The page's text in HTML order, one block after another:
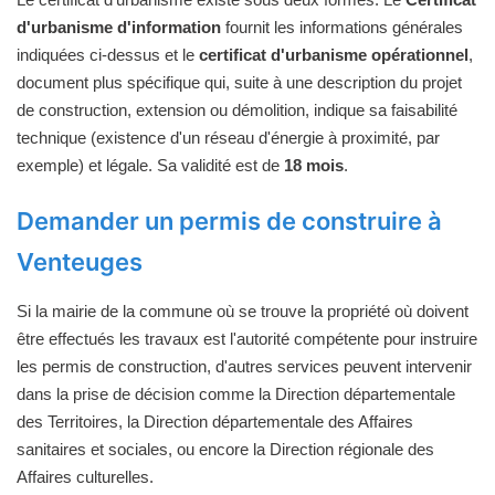
d'urbanisme d'information fournit les informations générales
indiquées ci-dessus et le certificat d'urbanisme opérationnel,
document plus spécifique qui, suite à une description du projet
de construction, extension ou démolition, indique sa faisabilité
technique (existence d'un réseau d'énergie à proximité, par
exemple) et légale. Sa validité est de 18 mois.
Demander un permis de construire à
Venteuges
Si la mairie de la commune où se trouve la propriété où doivent
être effectués les travaux est l'autorité compétente pour instruire
les permis de construction, d'autres services peuvent intervenir
dans la prise de décision comme la Direction départementale
des Territoires, la Direction départementale des Affaires
sanitaires et sociales, ou encore la Direction régionale des
Affaires culturelles.